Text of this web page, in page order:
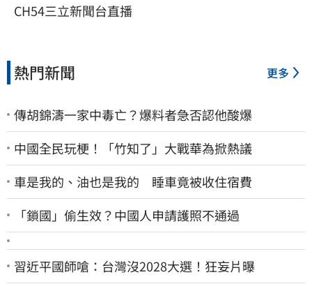
CH54三立新聞台直播
熱門新聞 更多
傳胡錦濤一家中毒亡？爆料者急否認他酸爆
中國全民玩梗！「竹知了」大戰華為掀熱議
車是我的、油也是我的 睡車竟被收住宿費
「鎖國」偷生效？中國人申請護照不通過
習近平國師嗆：台灣沒2028大選！狂妄片曝